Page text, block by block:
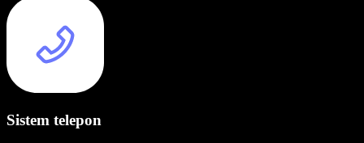
Sistem telepon